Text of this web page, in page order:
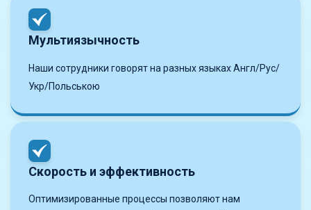
Мультиязычность
Наши сотрудники говорят на разных языках Англ/Рус/
Укр/Польською
Скорость и эффективность
Оптимизированные процессы позволяют нам